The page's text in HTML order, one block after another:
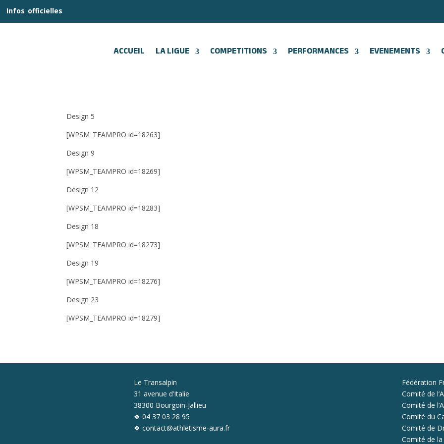
Infos officielles
ACCUEIL LA LIGUE COMPETITIONS PERFORMANCES EVENEMENTS
Design 5
[WPSM_TEAMPRO id=18263]
Design 9
[WPSM_TEAMPRO id=18269]
Design 12
[WPSM_TEAMPRO id=18283]
Design 18
[WPSM_TEAMPRO id=18273]
Design 19
[WPSM_TEAMPRO id=18276]
Design 23
[WPSM_TEAMPRO id=18279]
Le Transalpin
31 avenue d’Italie
38300 Bourgoin-Jallieu
❖ 04 37 03 28 95
❖ contact@athletisme-aura.fr
Fédération
Comité de
Comité de
Comité du
Comité de
Comité de